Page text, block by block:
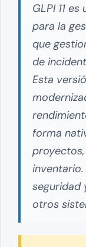
GLPI 11
para la
que
de
Esta
forma
inventario.
seguridad
otros